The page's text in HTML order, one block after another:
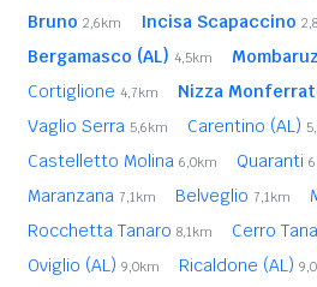
Bruno 2,6km Incisa Scapaccino
Bergamasco (AL) 4,5km
Cortiglione 4,7km Nizza
Vaglio Serra 5,6km Carentino (AL)
Castelletto Molina 6,0km Quaranti
Maranzana 7,1km Belveglio 7,1km
Rocchetta Tanaro 8,1km Cerro
Oviglio (AL) 9,0km Ricaldone (AL)